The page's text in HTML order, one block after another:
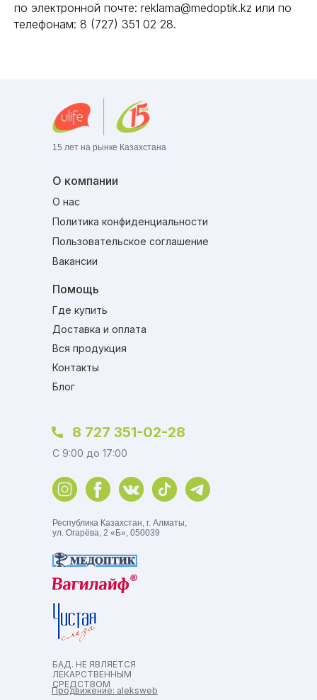
по электронной почте: reklama@medoptik.kz или по
телефонам: 8 (727) 351 02 28.
15 лет на рынке Казахстана
О компании
Помощь
Республика Казахстан, г. Алматы,
ул. Огарёва, 2 «Б», 050039
БАД. НЕ ЯВЛЯЕТСЯ
ЛЕКАРСТВЕННЫМ
СРЕДСТВОМ
Продвижение: aleksweb
О нас
Политика конфиденциальности
Пользовательское соглашение
Вакансии
Где купить
Доставка и оплата
Вся продукция
Контакты
C 9:00 до 17:00
Блог
8 727 351-02-28